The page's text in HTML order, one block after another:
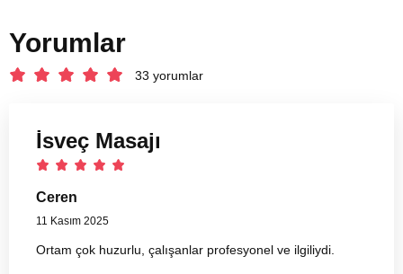
Yorumlar
33 yorumlar
İsveç Masajı
Ceren
11 Kasım 2025
Ortam çok huzurlu, çalışanlar profesyonel ve ilgiliydi.